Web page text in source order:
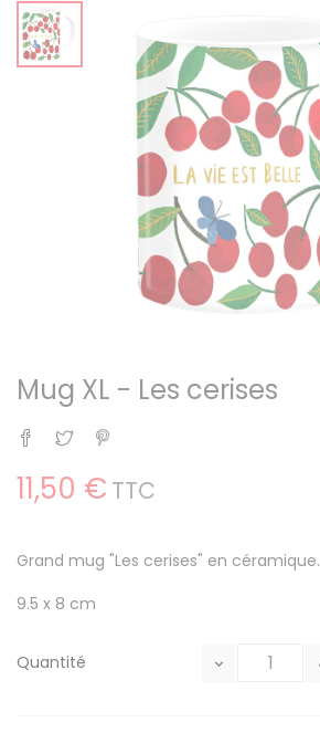
Mug XL - Les cerises
Partager
Tweet
11,50 € TTC
Grand mug "Les cerises" en céramique.
9.5 x 8 cm
Quantité